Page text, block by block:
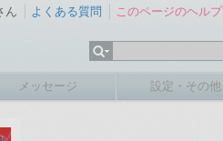
ん よくある質問 このページのヘルプ
メッセージ 設定・その他